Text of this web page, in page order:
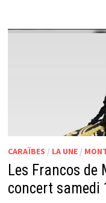
CARAÏBES / LA UNE/
Les Francos
concert samedi